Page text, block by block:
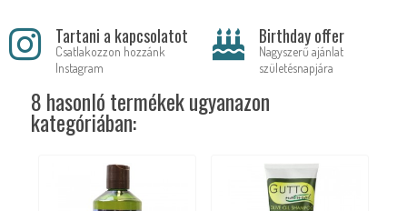
Tartani a kapcsolatot
Csatlakozzon hozzánk
Instagram
Birthday offer
Nagyszerű ajánlat
születésnapjára
8 hasonló termékek ugyanazon
kategóriában: